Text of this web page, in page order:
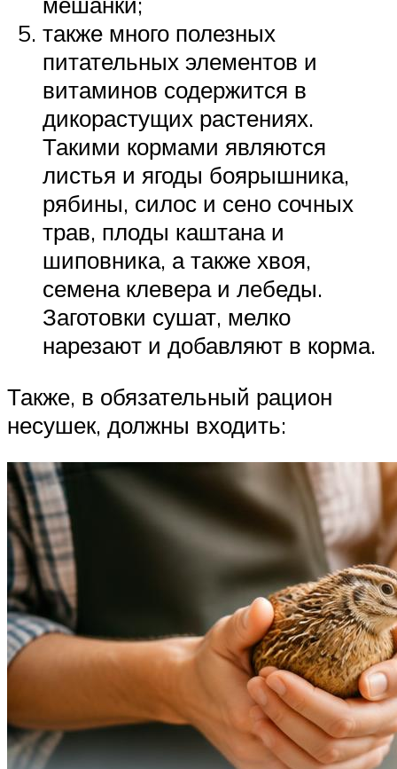
также много полезных
питательных элементов и
витаминов содержится в
дикорастущих растениях.
Такими кормами являются
листья и ягоды боярышника,
рябины, силос и сено сочных
трав, плоды каштана и
шиповника, а также хвоя,
семена клевера и лебеды.
Заготовки сушат, мелко
нарезают и добавляют в корма.
Также, в обязательный рацион
несушек, должны входить: